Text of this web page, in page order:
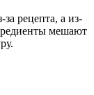
рецепта, а из-
мешают